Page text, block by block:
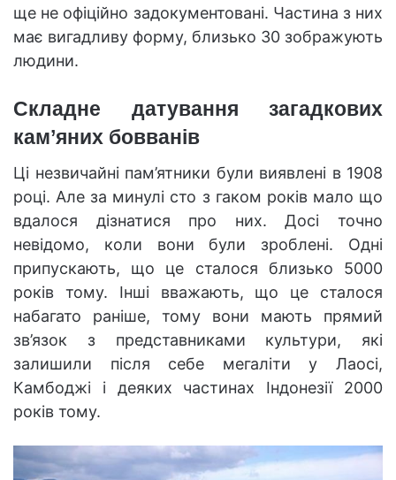
ще не офіційно задокументовані. Частина з них
має вигадливу форму, близько 30 зображують
людини.
Складне датування загадкових
кам’яних бовванів
Ці незвичайні пам’ятники були виявлені в 1908
році. Але за минулі сто з гаком років мало що
вдалося дізнатися про них. Досі точно
невідомо, коли вони були зроблені. Одні
припускають, що це сталося близько 5000
років тому. Інші вважають, що це сталося
набагато раніше, тому вони мають прямий
зв’язок з представниками культури, які
залишили після себе мегаліти у Лаосі,
Камбоджі і деяких частинах Індонезії 2000
років тому.